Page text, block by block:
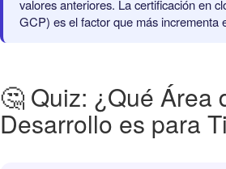
valores anteriores. La certificación en
GCP) es el factor que más incrementa
🤔 Quiz: ¿Qué Área
Desarrollo es para